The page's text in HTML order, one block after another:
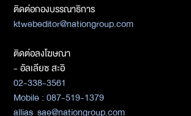
ติดต่อกองบรรณาธิการ
ktwebeditor@nationgroup.com
ติดต่อลงโฆษณา
- อัลเลียซ สะอิ
02-338-3561
Mobile : 087-519-1379
allias_sae@nationgroup.com